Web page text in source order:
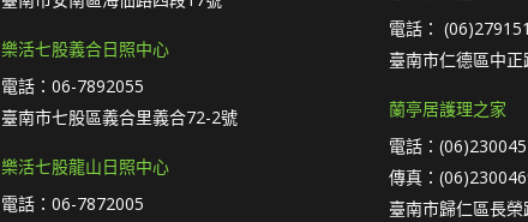
樂活七股義合日照中心
電話：06-7892055
臺南市七股區義合里義合72-2號
樂活七股龍山日照中心
電話：06-7872005
電話：
臺南市仁德區中
蘭亭居護理之家
電話：
傳真：
臺南市歸仁區長